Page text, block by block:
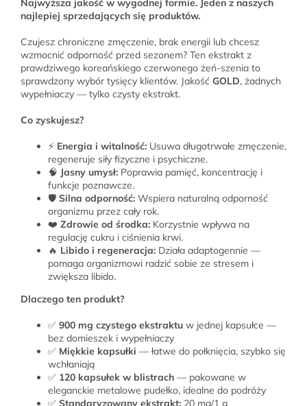
Najwyższa jakość w wygodnej formie. Jeden z naszych
najlepiej sprzedających się produktów.
Czujesz chroniczne zmęczenie, brak energii lub chcesz
wzmocnić odporność przed sezonem? Ten ekstrakt z
prawdziwego koreańskiego czerwonego żeń-szenia to
sprawdzony wybór tysięcy klientów. Jakość GOLD, żadnych
wypełniaczy — tylko czysty ekstrakt.
Co zyskujesz?
⚡ Energia i witalność: Usuwa długotrwałe zmęczenie,
regeneruje siły fizyczne i psychiczne.
🧠 Jasny umysł: Poprawia pamięć, koncentrację i
funkcje poznawcze.
🛡️ Silna odporność: Wspiera naturalną odporność
organizmu przez cały rok.
❤️ Zdrowie od środka: Korzystnie wpływa na
regulację cukru i ciśnienia krwi.
🔥 Libido i regeneracja: Działa adaptogennie —
pomaga organizmowi radzić sobie ze stresem i
zwiększa libido.
Dlaczego ten produkt?
✅ 900 mg czystego ekstraktu w jednej kapsułce —
bez domieszek i wypełniaczy
✅ Miękkie kapsułki — łatwe do połknięcia, szybko się
wchłaniają
✅ 120 kapsułek w blistrach — pakowane w
eleganckie metalowe pudełko, idealne do podróży
✅ Standaryzowany ekstrakt: 20 mg/1 g